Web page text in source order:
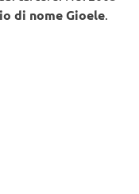
di nome Gioele